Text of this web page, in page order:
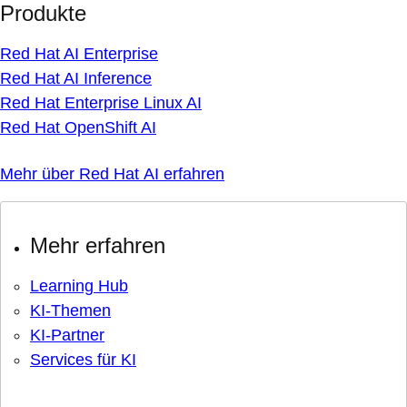
Produkte
Red Hat AI Enterprise
Red Hat AI Inference
Red Hat Enterprise Linux AI
Red Hat OpenShift AI
Mehr über Red Hat AI erfahren
Mehr erfahren
Learning Hub
KI-Themen
KI-Partner
Services für KI